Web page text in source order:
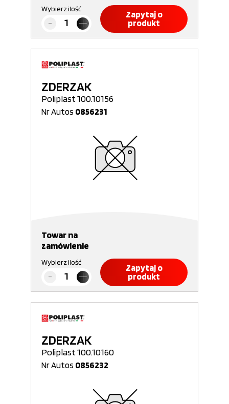
Wybierz ilość
Zapytaj o
produkt
ZDERZAK
Poliplast 100.10156
Nr Autos 0856231
Towar na
zamówienie
Wybierz ilość
Zapytaj o
produkt
ZDERZAK
Poliplast 100.10160
Nr Autos 0856232